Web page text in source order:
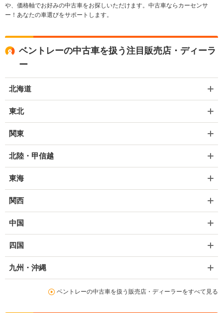
や、価格軸でお好みの中古車をお探しいただけます。中古車ならカーセンサ
ー！あなたの車選びをサポートします。
ベントレーの中古車を扱う注目販売店・ディーラ
ー
北海道
東北
関東
北陸・甲信越
東海
関西
中国
四国
九州・沖縄
ベントレーの中古車を扱う販売店・ディーラーをすべて見る